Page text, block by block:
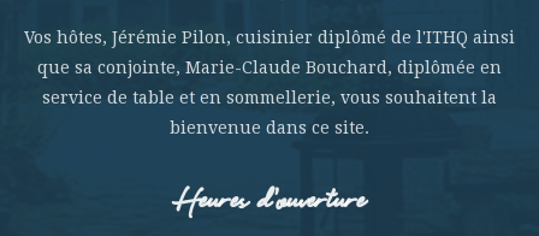
Vos hôtes, Jérémie Pilon, cuisinier diplômé de l'ITHQ ainsi
que sa conjointe, Marie-Claude Bouchard, diplômée en
service de table et en sommellerie, vous souhaitent la
bienvenue dans ce site.
Heures d’ouverture